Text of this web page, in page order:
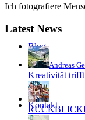
Blog
Kontakt
Ich fotografiere
Latest News
Andreas
Kreativität